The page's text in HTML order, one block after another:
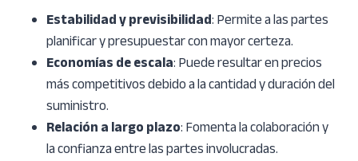
Estabilidad y previsibilidad: Permite a las partes
planificar y presupuestar con mayor certeza.
Economías de escala: Puede resultar en precios
más competitivos debido a la cantidad y duración del
suministro.
Relación a largo plazo: Fomenta la colaboración y
la confianza entre las partes involucradas.